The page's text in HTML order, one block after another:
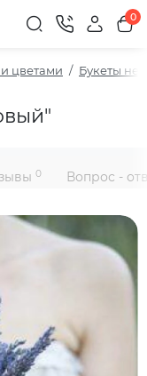
0
цветами Букеты
0 Вопрос -